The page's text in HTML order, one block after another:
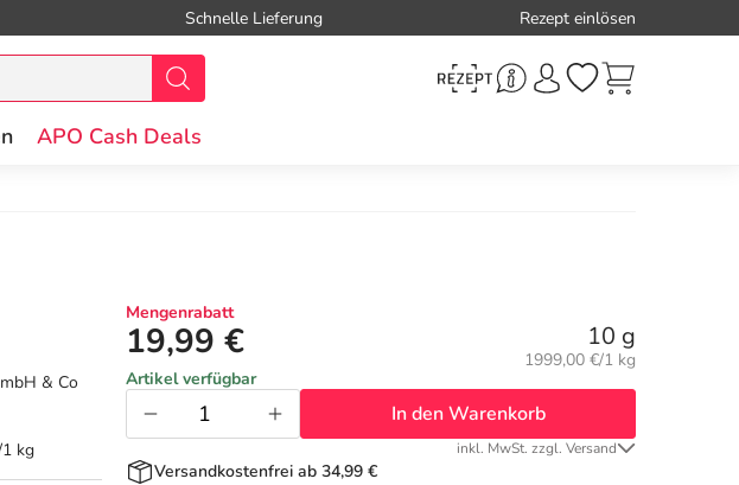
Schnelle Lieferung Rezept einlösen
APO Cash Deals
& Co
kg
Mengenrabatt
19,99 € 10 g
Grundpreis:
1999,00 €/1 kg
Artikel verfügbar
In den Warenkorb
inkl. MwSt. zzgl. Versand
Versandkostenfrei ab 34,99 €